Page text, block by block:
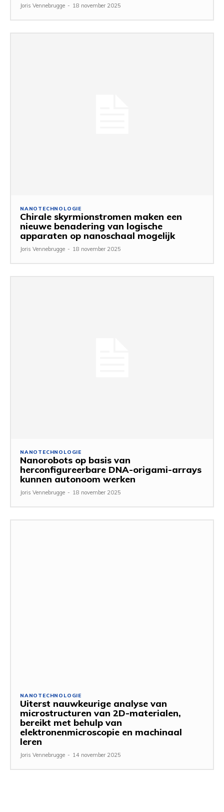
Joris Vennebrugge - 18 november 2025
NANOTECHNOLOGIE
Chirale skyrmionstromen maken een
nieuwe benadering van logische
apparaten op nanoschaal mogelijk
Joris Vennebrugge - 18 november 2025
NANOTECHNOLOGIE
Nanorobots op basis van
herconfigureerbare DNA-origami-arrays
kunnen autonoom werken
Joris Vennebrugge - 18 november 2025
NANOTECHNOLOGIE
Uiterst nauwkeurige analyse van
microstructuren van 2D-materialen,
bereikt met behulp van
elektronenmicroscopie en machinaal
leren
Joris Vennebrugge - 14 november 2025